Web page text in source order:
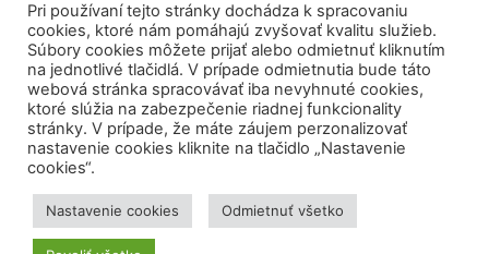
Mediálni partneri
Pri používaní tejto stránky dochádza k spracovaniu
cookies, ktoré nám pomáhajú zvyšovať kvalitu služieb.
Súbory cookies môžete prijať alebo odmietnuť kliknutím
na jednotlivé tlačidlá. V prípade odmietnutia bude táto
webová stránka spracovávať iba nevyhnuté cookies,
ktoré slúžia na zabezpečenie riadnej funkcionality
stránky. V prípade, že máte záujem perzonalizovať
nastavenie cookies kliknite na tlačidlo „Nastavenie
cookies“.
Nastavenie cookies Odmietnuť všetko